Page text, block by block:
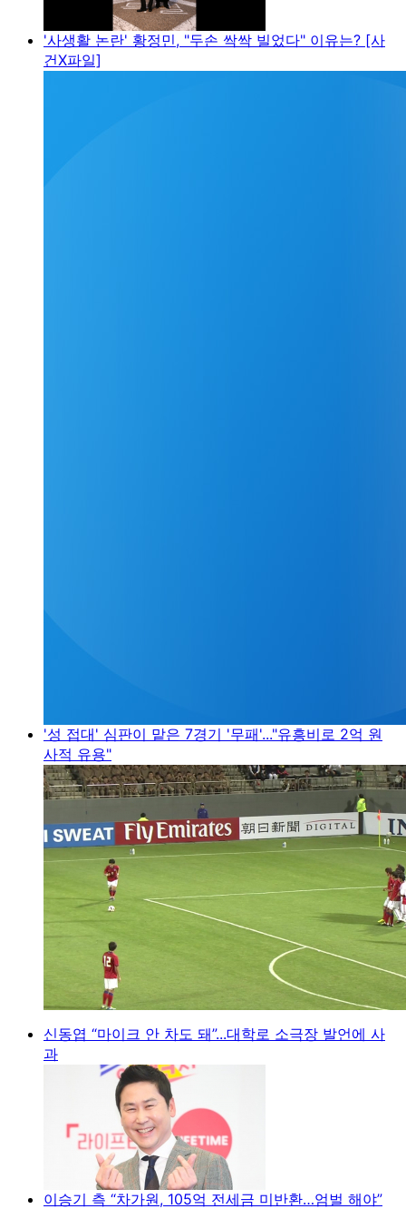
'사생활 논란' 황정민, "두손 싹싹 빌었다" 이유는? [사
건X파일]
'성 접대' 심판이 맡은 7경기 '무패'..."유흥비로 2억 원
사적 유용"
신동엽 “마이크 안 차도 돼”...대학로 소극장 발언에 사
과
이승기 측 “차가원, 105억 전세금 미반환…엄벌 해야”